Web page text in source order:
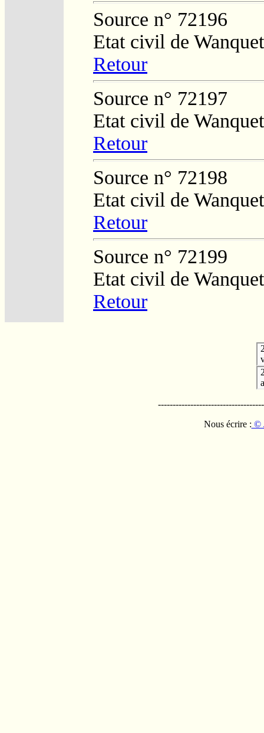
Source n° 72196
Etat civil de
Retour
Source n° 72197
Etat civil de
Retour
Source n° 72198
Etat civil de
Retour
Source n° 72199
Etat civil de
Retour
Nous écrire : ©